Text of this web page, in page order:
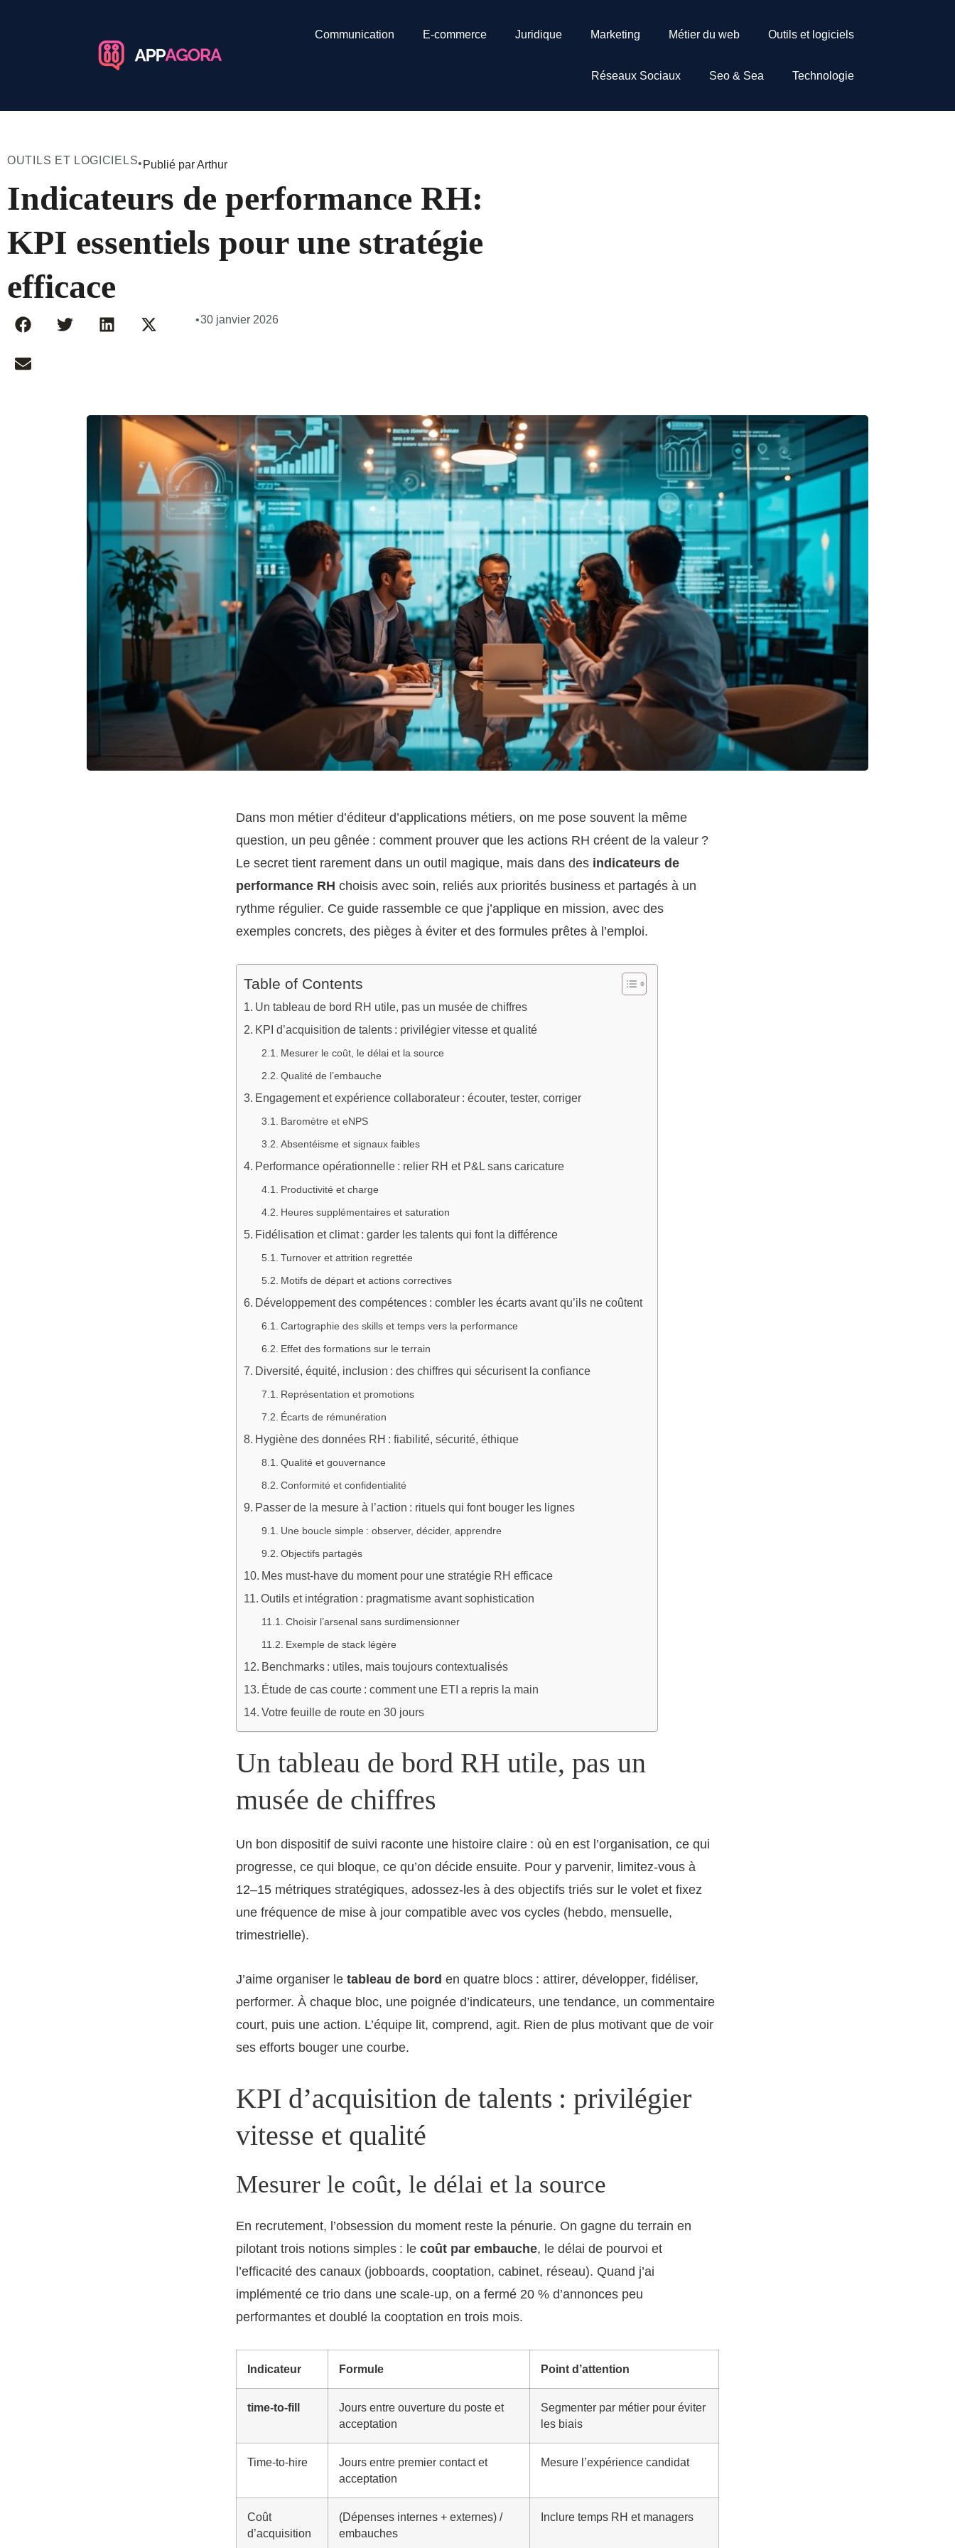
Communication E-commerce Juridique Marketing Métier du web Outils et logiciels
Réseaux Sociaux Seo & Sea Technologie
OUTILS ET LOGICIELS• Publié par Arthur
Indicateurs de performance RH:
KPI essentiels pour une stratégie
efficace
•30 janvier 2026
Dans mon métier d’éditeur d’applications métiers, on me pose souvent la même
question, un peu gênée : comment prouver que les actions RH créent de la valeur ?
Le secret tient rarement dans un outil magique, mais dans des indicateurs de
performance RH choisis avec soin, reliés aux priorités business et partagés à un
rythme régulier. Ce guide rassemble ce que j’applique en mission, avec des
exemples concrets, des pièges à éviter et des formules prêtes à l’emploi.
Table of Contents
Un tableau de bord RH utile, pas un musée de chiffres
KPI d’acquisition de talents : privilégier vitesse et qualité
Mesurer le coût, le délai et la source
Qualité de l’embauche
Engagement et expérience collaborateur : écouter, tester, corriger
Baromètre et eNPS
Absentéisme et signaux faibles
Performance opérationnelle : relier RH et P&L sans caricature
Productivité et charge
Heures supplémentaires et saturation
Fidélisation et climat : garder les talents qui font la différence
Turnover et attrition regrettée
Motifs de départ et actions correctives
Développement des compétences : combler les écarts avant qu’ils ne coûtent
Cartographie des skills et temps vers la performance
Effet des formations sur le terrain
Diversité, équité, inclusion : des chiffres qui sécurisent la confiance
Représentation et promotions
Écarts de rémunération
Hygiène des données RH : fiabilité, sécurité, éthique
Qualité et gouvernance
Conformité et confidentialité
Passer de la mesure à l’action : rituels qui font bouger les lignes
Une boucle simple : observer, décider, apprendre
Objectifs partagés
Mes must-have du moment pour une stratégie RH efficace
Outils et intégration : pragmatisme avant sophistication
Choisir l’arsenal sans surdimensionner
Exemple de stack légère
Benchmarks : utiles, mais toujours contextualisés
Étude de cas courte : comment une ETI a repris la main
Votre feuille de route en 30 jours
Un tableau de bord RH utile, pas un
musée de chiffres
Un bon dispositif de suivi raconte une histoire claire : où en est l’organisation, ce qui
progresse, ce qui bloque, ce qu’on décide ensuite. Pour y parvenir, limitez-vous à
12–15 métriques stratégiques, adossez-les à des objectifs triés sur le volet et fixez
une fréquence de mise à jour compatible avec vos cycles (hebdo, mensuelle,
trimestrielle).
J’aime organiser le tableau de bord en quatre blocs : attirer, développer, fidéliser,
performer. À chaque bloc, une poignée d’indicateurs, une tendance, un commentaire
court, puis une action. L’équipe lit, comprend, agit. Rien de plus motivant que de voir
ses efforts bouger une courbe.
KPI d’acquisition de talents : privilégier
vitesse et qualité
Mesurer le coût, le délai et la source
En recrutement, l’obsession du moment reste la pénurie. On gagne du terrain en
pilotant trois notions simples : le coût par embauche, le délai de pourvoi et
l’efficacité des canaux (jobboards, cooptation, cabinet, réseau). Quand j’ai
implémenté ce trio dans une scale-up, on a fermé 20 % d’annonces peu
performantes et doublé la cooptation en trois mois.
Indicateur Formule Point d’attention
time-to-fill
Jours entre ouverture du poste et
acceptation
Segmenter par métier pour éviter
les biais
Time-to-hire
Jours entre premier contact et
acceptation
Mesure l’expérience candidat
Coût
d’acquisition
(Dépenses internes + externes) /
embauches
Inclure temps RH et managers